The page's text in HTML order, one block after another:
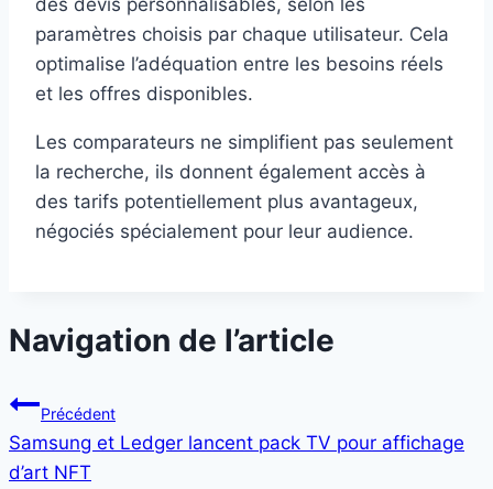
paramètres choisis par chaque utilisateur. Cela
optimalise l’adéquation entre les besoins réels
et les offres disponibles.
Les comparateurs ne simplifient pas seulement
la recherche, ils donnent également accès à
des tarifs potentiellement plus avantageux,
négociés spécialement pour leur audience.
Navigation de l’article
Précédent
Samsung et Ledger lancent pack TV pour affichage
d’art NFT